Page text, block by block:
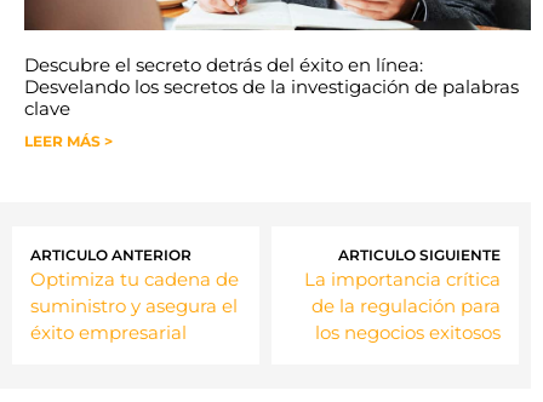
Descubre el secreto detrás del éxito en línea:
Desvelando los secretos de la investigación de palabras
clave
LEER MÁS >
ARTICULO ANTERIOR
Optimiza tu cadena de
suministro y asegura el
éxito empresarial
ARTICULO SIGUIENTE
La importancia crítica
de la regulación para
los negocios exitosos